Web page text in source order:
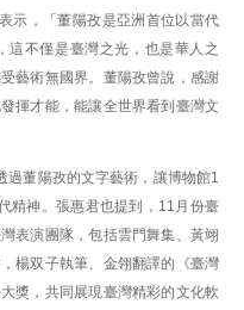
示，「董陽孜是亞洲首位以當代
這不僅是臺灣之光，也是華人之
藝術無國界。董陽孜曾說，感謝
揮才能，能讓全世界看到臺灣文
過董陽孜的文字藝術，讓博物館1
精神。張惠君也提到，11月份臺
表演團隊，包括雲門舞集、黃翊
楊双子執筆、金翎翻譯的《臺灣
獎，共同展現臺灣精彩的文化軟